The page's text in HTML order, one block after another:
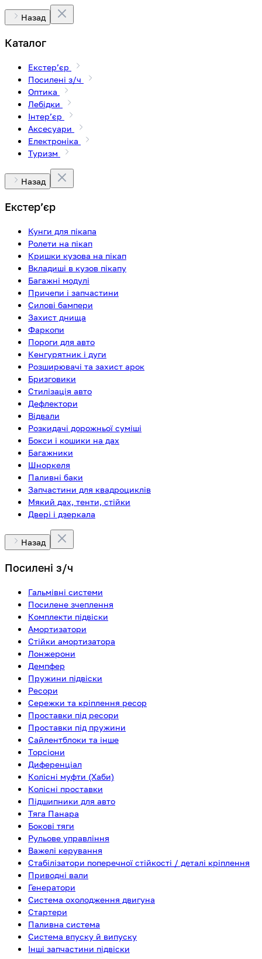
Назад
Каталог
Екстерʼєр
Посилені з/ч
Оптика
Лебідки
Інтерʼєр
Аксесуари
Електроніка
Туризм
Назад
Екстерʼєр
Кунги для пікапа
Ролети на пікап
Кришки кузова на пікап
Вкладиші в кузов пікапу
Багажні модулі
Причепи і запчастини
Силові бампери
Захист днища
Фаркопи
Пороги для авто
Кенгурятник і дуги
Розширювачі та захист арок
Бризговики
Стилізація авто
Дефлектори
Відвали
Розкидачі дорожньої суміші
Бокси і кошики на дах
Багажники
Шноркеля
Паливні баки
Запчастини для квадроциклів
Мякий дах, тенти, стійки
Двері і дзеркала
Назад
Посилені з/ч
Гальмівні системи
Посилене зчеплення
Комплекти підвіски
Амортизатори
Стійки амортизатора
Лонжерони
Демпфер
Пружини підвіски
Ресори
Сережки та кріплення ресор
Проставки під ресори
Проставки під пружини
Сайлентблоки та інше
Торсіони
Диференціал
Колісні муфти (Хаби)
Колісні проставки
Підшипники для авто
Тяга Панара
Бокові тяги
Рульове управління
Важелі керування
Стабілізатори поперечної стійкості / деталі кріплення
Приводні вали
Генератори
Система охолодження двигуна
Стартери
Паливна система
Система впуску й випуску
Інші запчастини підвіски